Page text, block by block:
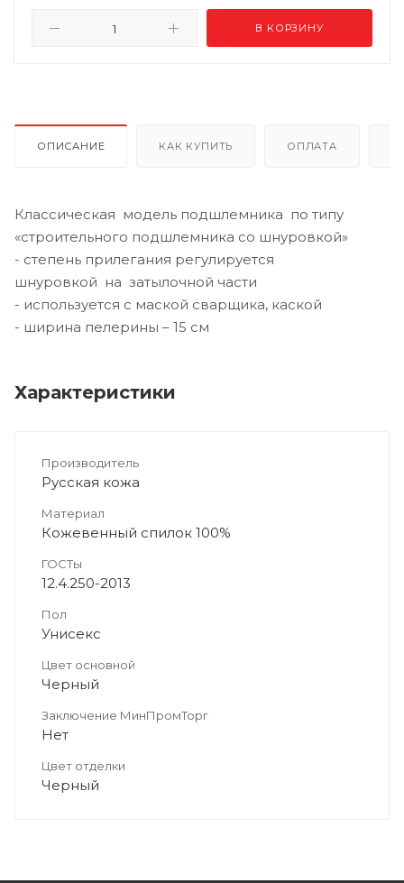
В КОРЗИНУ
ОПИСАНИЕ КАК КУПИТЬ ОПЛАТА
Классическая модель подшлемника по типу
«строительного подшлемника со шнуровкой»
- степень прилегания регулируется
шнуровкой на затылочной части
- используется с маской сварщика, каской
- ширина пелерины – 15 см
Характеристики
Производитель
Русская кожа
Материал
Кожевенный спилок 100%
ГОСТы
12.4.250-2013
Пол
Унисекс
Цвет основной
Черный
Заключение МинПромТорг
Нет
Цвет отделки
Черный